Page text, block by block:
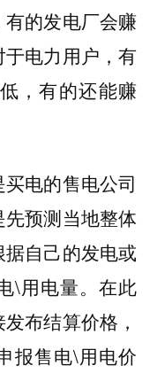
的发电厂会赚
电力用户，有
，有的还能赚
电的售电公司
预测当地整体
自己的发电或
\用电量。在此
布结算价格，
报售电\用电价